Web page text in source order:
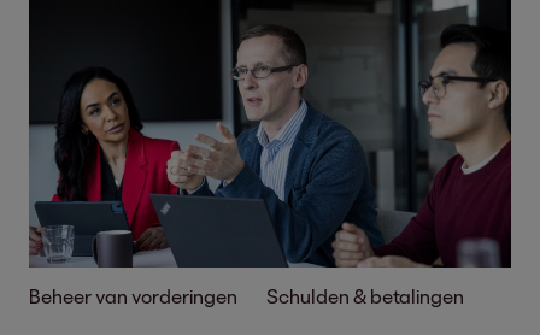
Beheer van vorderingen Schulden & betalingen